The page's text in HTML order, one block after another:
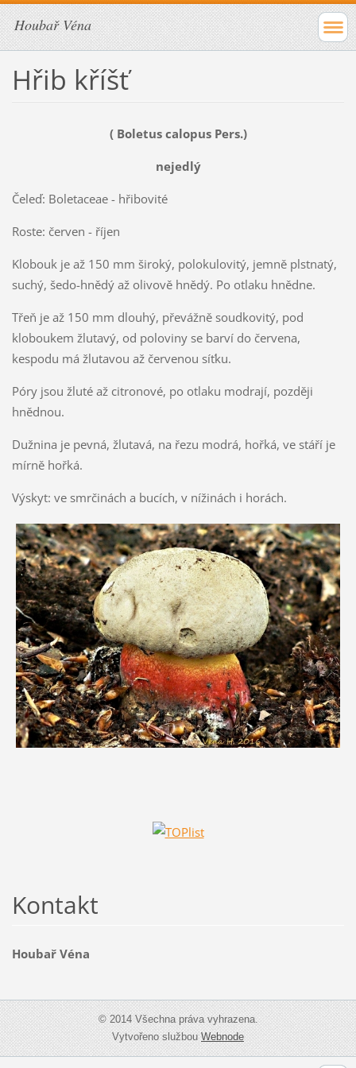
Houbař Véna
Hřib kříšť
( Boletus calopus Pers.)
nejedlý
Čeleď: Boletaceae - hřibovité
Roste: červen - říjen
Klobouk je až 150 mm široký, polokulovitý, jemně plstnatý,
suchý, šedo-hnědý až olivově hnědý. Po otlaku hnědne.
Třeň je až 150 mm dlouhý, převážně soudkovitý, pod
kloboukem žlutavý, od poloviny se barví do červena,
kespodu má žlutavou až červenou síťku.
Póry jsou žluté až citronové, po otlaku modrají, později
hnědnou.
Dužnina je pevná, žlutavá, na řezu modrá, hořká, ve stáří je
mírně hořká.
Výskyt: ve smrčinách a bucích, v nížinách i horách.
Kontakt
Houbař Véna
© 2014 Všechna práva vyhrazena.
Vytvořeno službouWebnode